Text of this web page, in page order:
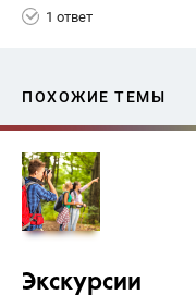
1 ответ
ПОХОЖИЕ ТЕМЫ
Экскурсии